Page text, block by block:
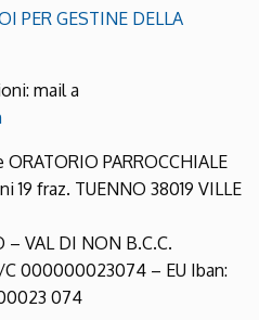
PER GESTINE DELLA
mail a
PARROCCHIALE
19 fraz. TUENNO 38019 VILLE
– VAL DI NON B.C.C.
C 000000023074 – EU Iban:
074